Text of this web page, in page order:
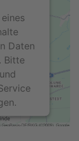
Daten
Bitte